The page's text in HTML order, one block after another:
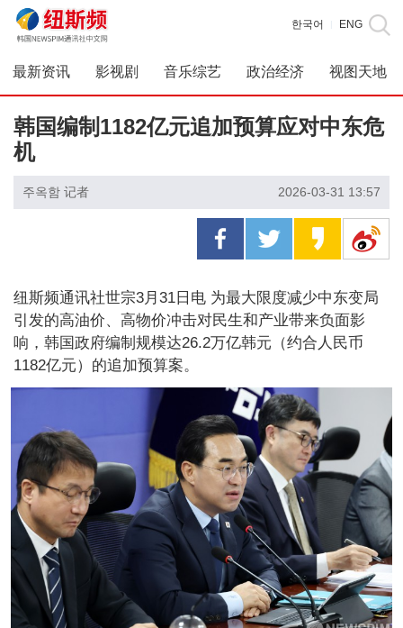
한국어 ENG
最新资讯 影视剧 音乐综艺 政治经济 视图天地
韩国编制1182亿元追加预算应对中东危
机
주옥함 记者 2026-03-31 13:57
纽斯频通讯社世宗3月31日电 为最大限度减少中东变局
引发的高油价、高物价冲击对民生和产业带来负面影
响，韩国政府编制规模达26.2万亿韩元（约合人民币
1182亿元）的追加预算案。